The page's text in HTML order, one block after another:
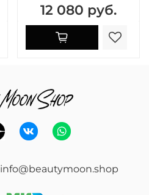
12 080 руб.
info@beautymoon.shop